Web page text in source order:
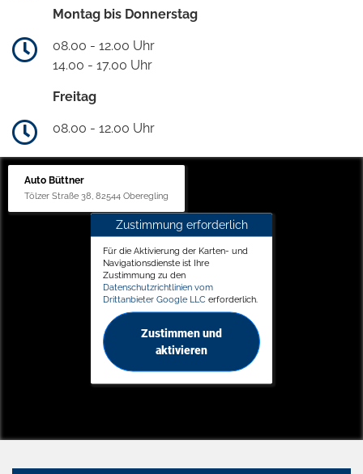
Montag bis Donnerstag
08.00 - 12.00 Uhr
14.00 - 17.00 Uhr
Freitag
08.00 - 12.00 Uhr
Auto Büttner
Tölzer Straße 38, 82544 Oberegling
Zustimmung erforderlich
Für die Aktivierung der Karten- und
Navigationsdienste ist Ihre
Zustimmung zu den
Datenschutzrichtlinien vom
Drittanbieter Google LLC erforderlich.
Zustimmen und
aktivieren